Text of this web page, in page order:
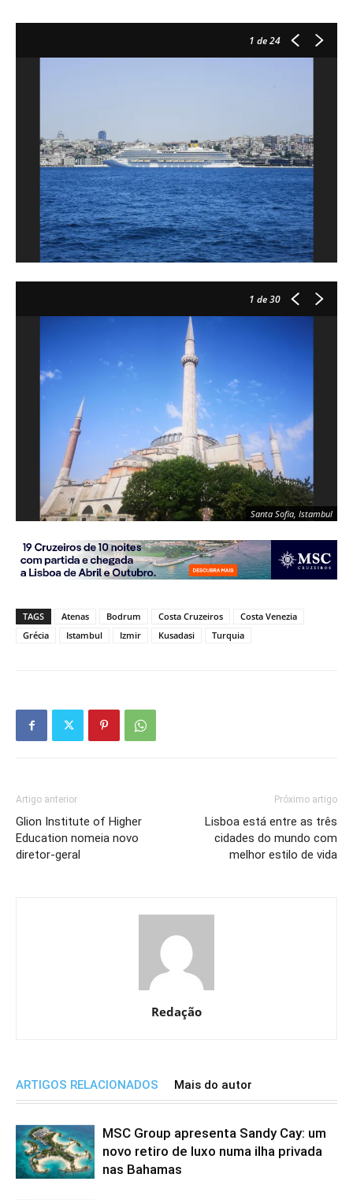
1 de 24
1 de 30
Santa Sofia, Istambul
TAGS Atenas Bodrum Costa Cruzeiros
Costa Venezia
Grécia
Istambul Izmir Kusadasi Turquia
Artigo anterior
Glion Institute of Higher
Education nomeia novo
diretor-geral
Próximo artigo
Lisboa está entre as três
cidades do mundo com
melhor estilo de vida
Redação
ARTIGOS RELACIONADOS Mais do autor
MSC Group apresenta Sandy Cay: um
novo retiro de luxo numa ilha privada
nas Bahamas